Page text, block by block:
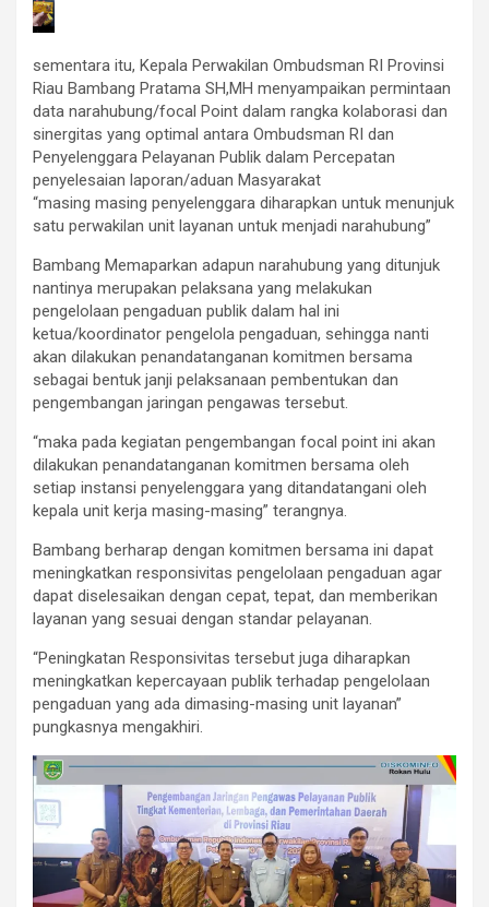
sementara itu, Kepala Perwakilan Ombudsman RI Provinsi
Riau Bambang Pratama SH,MH menyampaikan permintaan
data narahubung/focal Point dalam rangka kolaborasi dan
sinergitas yang optimal antara Ombudsman RI dan
Penyelenggara Pelayanan Publik dalam Percepatan
penyelesaian laporan/aduan Masyarakat
“masing masing penyelenggara diharapkan untuk menunjuk
satu perwakilan unit layanan untuk menjadi narahubung”
Bambang Memaparkan adapun narahubung yang ditunjuk
nantinya merupakan pelaksana yang melakukan
pengelolaan pengaduan publik dalam hal ini
ketua/koordinator pengelola pengaduan, sehingga nanti
akan dilakukan penandatanganan komitmen bersama
sebagai bentuk janji pelaksanaan pembentukan dan
pengembangan jaringan pengawas tersebut.
“maka pada kegiatan pengembangan focal point ini akan
dilakukan penandatanganan komitmen bersama oleh
setiap instansi penyelenggara yang ditandatangani oleh
kepala unit kerja masing-masing” terangnya.
Bambang berharap dengan komitmen bersama ini dapat
meningkatkan responsivitas pengelolaan pengaduan agar
dapat diselesaikan dengan cepat, tepat, dan memberikan
layanan yang sesuai dengan standar pelayanan.
“Peningkatan Responsivitas tersebut juga diharapkan
meningkatkan kepercayaan publik terhadap pengelolaan
pengaduan yang ada dimasing-masing unit layanan”
pungkasnya mengakhiri.